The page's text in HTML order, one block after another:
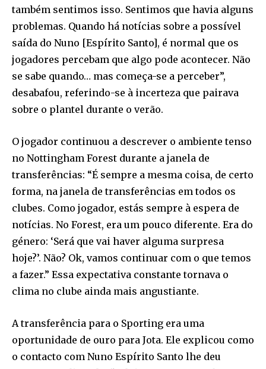
também sentimos isso. Sentimos que havia alguns
problemas. Quando há notícias sobre a possível
saída do Nuno [Espírito Santo], é normal que os
jogadores percebam que algo pode acontecer. Não
se sabe quando… mas começa-se a perceber”,
desabafou, referindo-se à incerteza que pairava
sobre o plantel durante o verão.
O jogador continuou a descrever o ambiente tenso
no Nottingham Forest durante a janela de
transferências: “É sempre a mesma coisa, de certo
forma, na janela de transferências em todos os
clubes. Como jogador, estás sempre à espera de
notícias. No Forest, era um pouco diferente. Era do
género: ‘Será que vai haver alguma surpresa
hoje?’. Não? Ok, vamos continuar com o que temos
a fazer.” Essa expectativa constante tornava o
clima no clube ainda mais angustiante.
A transferência para o Sporting era uma
oportunidade de ouro para Jota. Ele explicou como
o contacto com Nuno Espírito Santo lhe deu